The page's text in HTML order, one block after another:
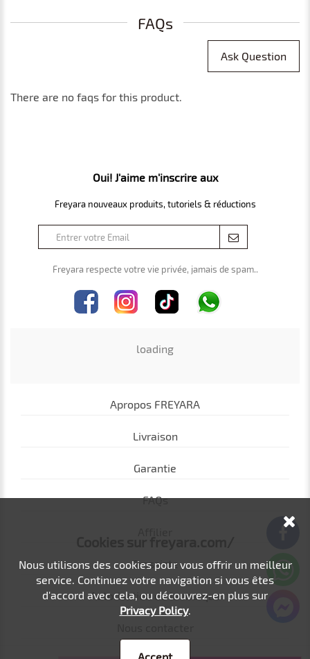
FAQs
Ask Question
There are no faqs for this product.
Oui! J'aime m'inscrire aux
Freyara nouveaux produits, tutoriels & réductions
Freyara respecte votre vie privée, jamais de spam..
loading
Apropos FREYARA
Livraison
Garantie
FAQs
Grossiste
Autorisation de la marque
Nous utilisons des cookies pour vous offrir un meilleur
service. Continuez votre navigation si vous êtes
d'accord avec cela, ou découvrez-en plus sur
Privacy Policy.